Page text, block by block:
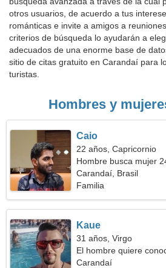
otros usuarios, de acuerdo a tus
románticas e invite a amigos a
criterios de búsqueda lo ayudarán a
adecuados de una enorme base de
sitio de citas gratuito en Carandaí para
turistas.
Hombres y
Caio
22 años, Capricornio
Hombre busca mujer
Carandaí, Brasil
Familia
Kaue
31 años, Virgo
El hombre quiere
Carandaí